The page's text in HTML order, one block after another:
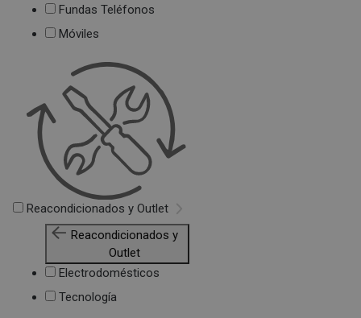
Fundas Teléfonos
Móviles
Reacondicionados y Outlet
Reacondicionados y
Outlet
Electrodomésticos
Tecnología